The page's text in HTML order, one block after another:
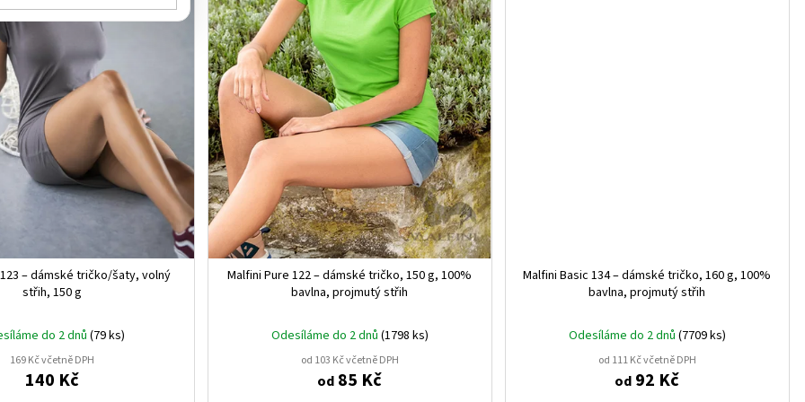
– dámské tričko/šaty, volný
střih, 150 g
do 2 dnů (79 ks)
169 Kč včetně DPH
140 Kč
Malfini Pure 122 – dámské tričko, 150 g, 100%
bavlna, projmutý střih
Odesíláme do 2 dnů (1798 ks)
od 103 Kč včetně DPH
od 85 Kč
Malfini Basic 134 – dámské tričko, 160 g, 100%
bavlna, projmutý střih
Odesíláme do 2 dnů (7709 ks)
od 111 Kč včetně DPH
od 92 Kč